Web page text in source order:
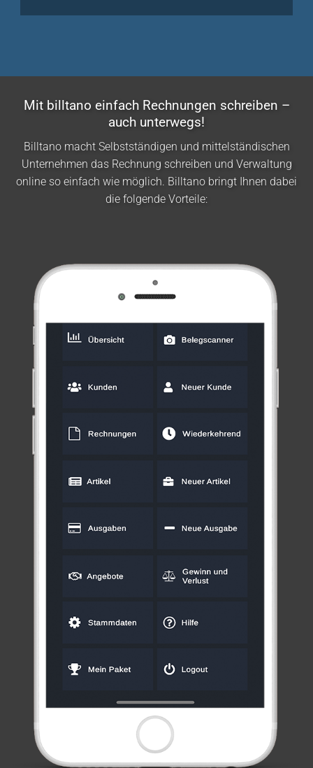
Mit billtano einfach Rechnungen schreiben –
auch unterwegs!
Billtano macht Selbstständigen und mittelständischen
Unternehmen das Rechnung schreiben und Verwaltung
online so einfach wie möglich. Billtano bringt Ihnen dabei
die folgende Vorteile: